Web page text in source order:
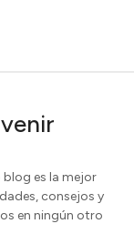
blog es la mejor
consejos y
en ningún otro